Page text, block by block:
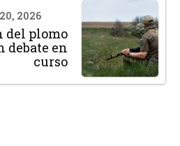
2026
del plomo
debate en
curso